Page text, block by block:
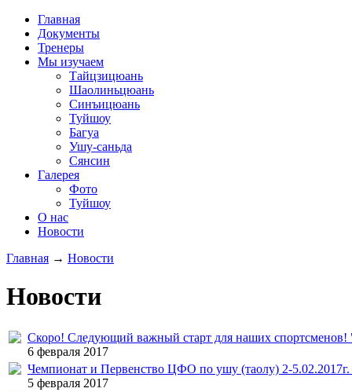
Главная
Документы
Тренеры
Мы изучаем
Тайцзицюань
Шаолиньцюань
Синъицюань
Туйшоу
Багуа
Ушу-саньда
Сянсин
Галерея
Фото
Туйшоу
О нас
Новости
Главная → Новости
Новости
Скоро! Следующий важный старт для наших спортсменов!
6 февраля 2017
Чемпионат и Первенство ЦФО по ушу (таолу) 2-
5 февраля 2017